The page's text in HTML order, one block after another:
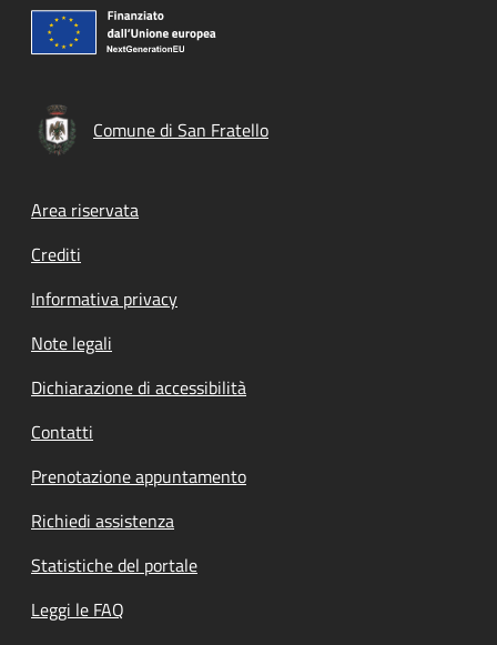
Comune di San Fratello
Footer menu
Area riservata
Crediti
Informativa privacy
Note legali
Dichiarazione di accessibilità
Contatti
Prenotazione appuntamento
Richiedi assistenza
Statistiche del portale
Leggi le FAQ